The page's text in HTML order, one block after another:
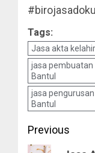
Tags:
Jasa akta
jasa pembuatan
Bantul
jasa
Bantul
Post
Previous